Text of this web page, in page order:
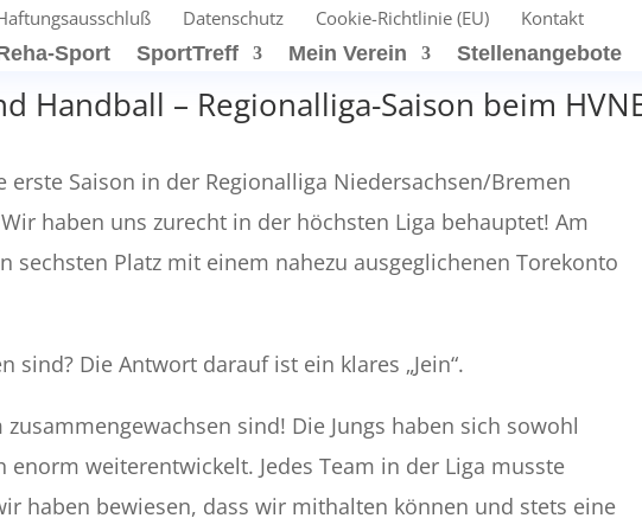
Datenschutz Cookie-Richtlinie (EU)
Kontakt
Sport SportTreff Mein Verein Stellenangebote
Handball – Regionalliga-Saison beim
erste Saison in der Regionalliga Niedersachsen/Bremen
haben uns zurecht in der höchsten Liga behauptet! Am
sechsten Platz mit einem nahezu ausgeglichenen Torekonto
sind? Die Antwort darauf ist ein klares „Jein“.
zusammengewachsen sind! Die Jungs haben sich sowohl
weiterentwickelt. Jedes Team in der Liga musste
haben bewiesen, dass wir mithalten können und stets eine